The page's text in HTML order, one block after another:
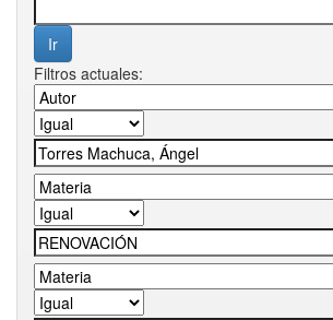
Filtros actuales: